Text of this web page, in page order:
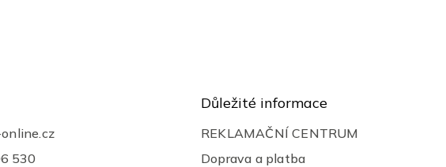
r
v
k
y
530
Důležité informace
REKLAMAČNÍ CENTRUM
Doprava a platba